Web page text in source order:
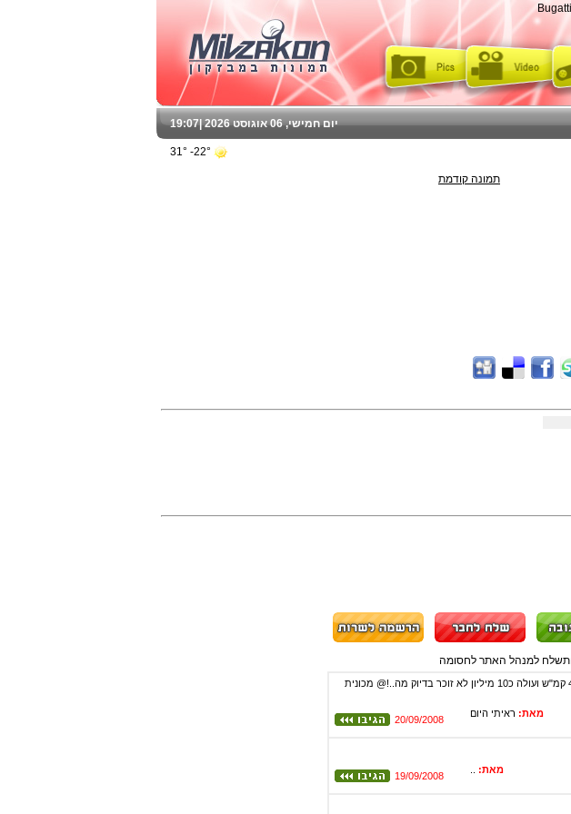
תמונה קודמת
ותשלח למנהל האתר לחסומה
בדיוק היום ראיתי "הילוך חמישי" והיה שם על המכונית הזאת.. סוגרת 407 קמ"ש ועולה כ10 מיליון לא זוכר בדיוק מה..!@ מכונית
20/09/2008
מאת: ראיתי היום
19/09/2008
מאת:
19:07 יום חמישי, 06 אוגוסט 2026 |
22°- 31°